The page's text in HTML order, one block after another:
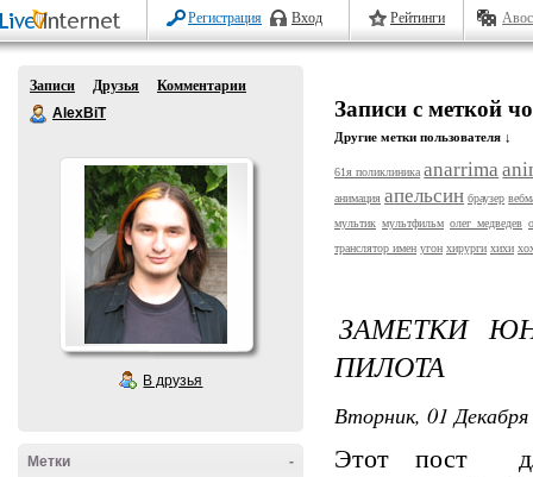
Регистрация Вход Рейтинги
Записи Друзья
Комментарии
AlexBiT
В друзья
-
Метки
Записи с меткой
Другие метки пользователя ↓
61я поликлиника anarrima
анимация апельсин браузер
мультик мультфильм олег медведев
транслятор имен угон хирурги хихи
ЗАМЕТКИ
ПИЛОТА
Вторник, 01
Этот пост